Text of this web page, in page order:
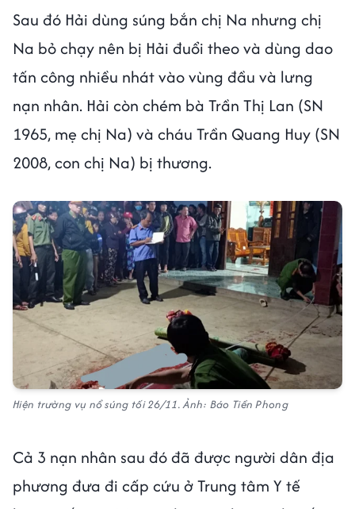
Sau đó Hải dùng súng bắn chị Na nhưng chị
Na bỏ chạy nên bị Hải đuổi theo và dùng dao
tấn công nhiều nhát vào vùng đầu và lưng
nạn nhân. Hải còn chém bà Trần Thị Lan (SN
1965, mẹ chị Na) và cháu Trần Quang Huy (SN
2008, con chị Na) bị thương.
Hiện trường vụ nổ súng tối 26/11. Ảnh: Báo Tiền Phong
Cả 3 nạn nhân sau đó đã được người dân địa
phương đưa đi cấp cứu ở Trung tâm Y tế